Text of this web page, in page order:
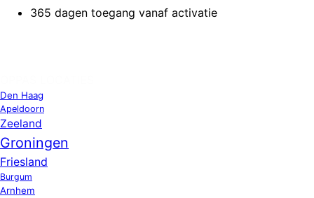
365 dagen toegang vanaf activatie
Den Haag
Apeldoorn
Zeeland
Groningen
Friesland
Burgum
Arnhem